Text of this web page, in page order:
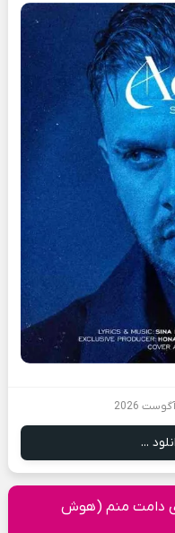
...
ی دامت منم (هوش